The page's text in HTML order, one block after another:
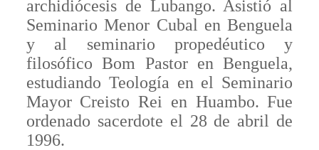
archidiócesis de Lubango. Asistió al
Seminario Menor Cubal en Benguela
y al seminario propedéutico y
filosófico Bom Pastor en Benguela,
estudiando Teología en el Seminario
Mayor Creisto Rei en Huambo. Fue
ordenado sacerdote el 28 de abril de
1996.